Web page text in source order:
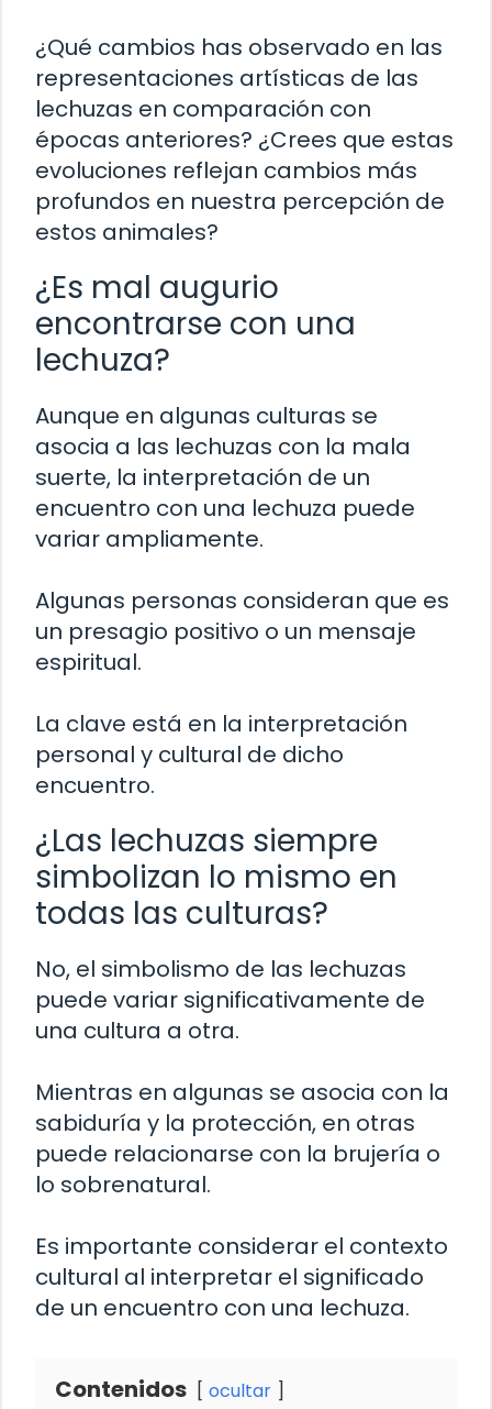
¿Qué cambios has observado en las
representaciones artísticas de las
lechuzas en comparación con
épocas anteriores? ¿Crees que estas
evoluciones reflejan cambios más
profundos en nuestra percepción de
estos animales?
¿Es mal augurio
encontrarse con una
lechuza?
Aunque en algunas culturas se
asocia a las lechuzas con la mala
suerte, la interpretación de un
encuentro con una lechuza puede
variar ampliamente.
Algunas personas consideran que es
un presagio positivo o un mensaje
espiritual.
La clave está en la interpretación
personal y cultural de dicho
encuentro.
¿Las lechuzas siempre
simbolizan lo mismo en
todas las culturas?
No, el simbolismo de las lechuzas
puede variar significativamente de
una cultura a otra.
Mientras en algunas se asocia con la
sabiduría y la protección, en otras
puede relacionarse con la brujería o
lo sobrenatural.
Es importante considerar el contexto
cultural al interpretar el significado
de un encuentro con una lechuza.
Contenidos ocultar